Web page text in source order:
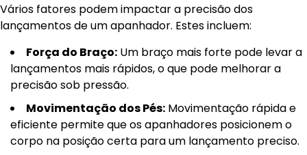
Vários fatores podem impactar a precisão dos
lançamentos de um apanhador. Estes incluem:
Força do Braço: Um braço mais forte pode levar a
lançamentos mais rápidos, o que pode melhorar a
precisão sob pressão.
Movimentação dos Pés: Movimentação rápida e
eficiente permite que os apanhadores posicionem o
corpo na posição certa para um lançamento preciso.